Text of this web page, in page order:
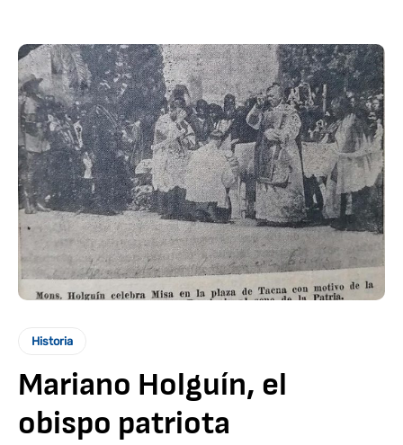
Historia
Mariano Holguín, el
obispo patriota